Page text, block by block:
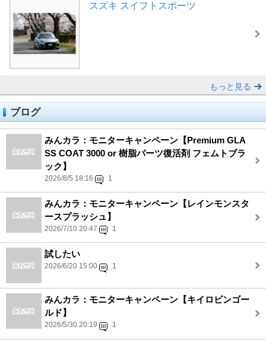
スズキ スイフトスポーツ
もっと見る
ブログ
みんカラ：モニターキャンペーン【Premium GLA
SS COAT 3000 or 樹脂パーツ復活剤 フェムトブラ
ック】
2026/8/5 18:16 1
みんカラ：モニターキャンペーン【レインモンスタ
ースプラッシュ】
2026/7/10 20:47 1
試したい
2026/6/20 15:00 1
みんカラ：モニターキャンペーン【キイロビンゴー
ルド】
2026/5/30 20:19 1